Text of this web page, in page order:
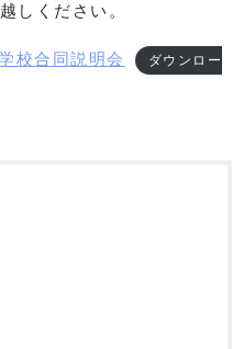
しください。
校合同説明会
ダウンロー